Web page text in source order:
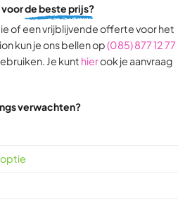
based
on
9
ratings
voorde beste prijs?
of een vrijblijvende offerte voor het
kun je ons bellen op(085) 877 12 77
Je kunt hierook je aanvraag
verwachten?